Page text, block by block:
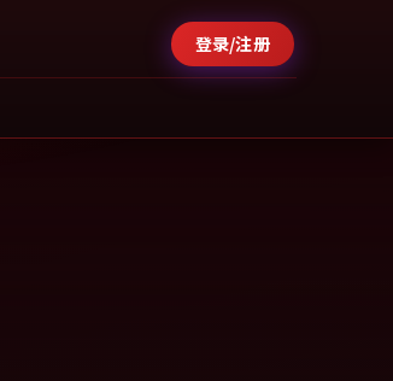
登录/注册